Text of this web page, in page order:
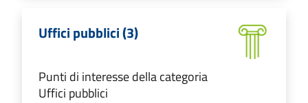
Uffici pubblici (3)
Punti di interesse della categoria
Uffici pubblici